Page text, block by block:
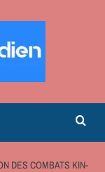
DES COMBATS KIN-